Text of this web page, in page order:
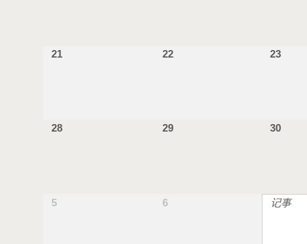
21 22 23
28 29 30
5 6 记事